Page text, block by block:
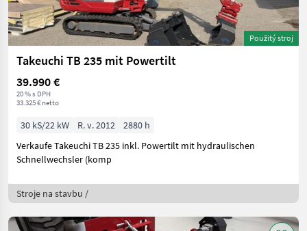
Použitý stroj
Takeuchi TB 235 mit Powertilt
39.990 €
20 % s DPH
33.325 € netto
30 kS/22 kW R. v. 2012
2880 h
Verkaufe Takeuchi TB 235 inkl. Powertilt mit hydraulischen
Schnellwechsler (komp
Stroje na stavbu /